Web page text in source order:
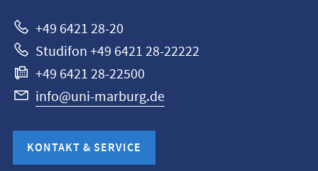
+49 6421 28-20
Studifon +49 6421 28-22222
+49 6421 28-22500
info@uni-marburg.de
KONTAKT & SERVICE